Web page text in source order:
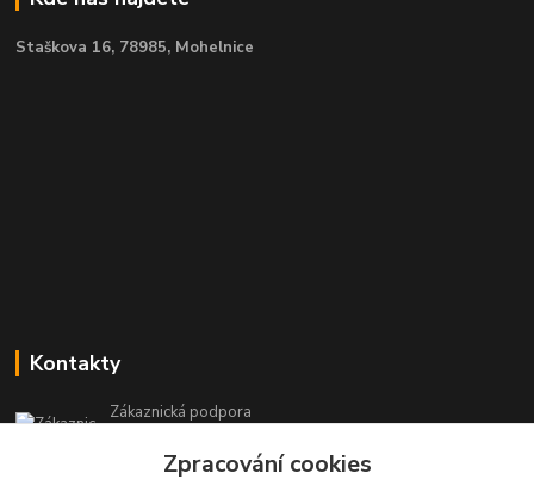
Staškova 16, 78985, Mohelnice
Kontakty
Zákaznická podpora
(Po-Pá, 8-15 hod.)
Zpracování cookies